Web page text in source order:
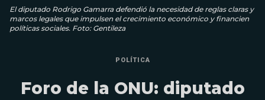
El diputado Rodrigo Gamarra defendió la necesidad de reglas claras y
marcos legales que impulsen el crecimiento económico y financien
políticas sociales. Foto: Gentileza
POLÍTICA
Foro de la ONU: diputado